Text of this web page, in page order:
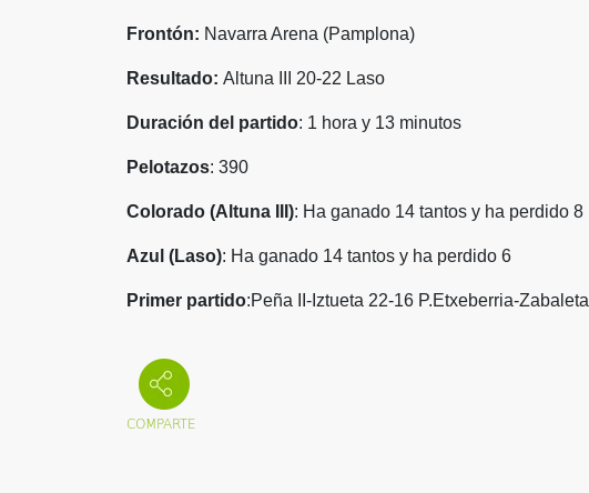
Frontón: Navarra Arena (Pamplona)
Resultado: Altuna III 20-22 Laso
Duración del partido: 1 hora y 13 minutos
Pelotazos: 390
Colorado (Altuna III): Ha ganado 14 tantos y ha perdido 8
Azul (Laso): Ha ganado 14 tantos y ha perdido 6
Primer partido:Peña II-Iztueta 22-16 P.Etxeberria-Zabaleta